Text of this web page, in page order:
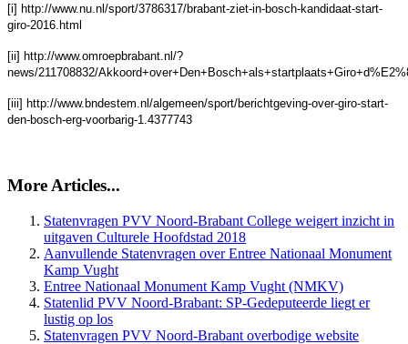
[i] http://www.nu.nl/sport/3786317/brabant-ziet-in-bosch-kandidaat-start-
giro-2016.html
[ii] http://www.omroepbrabant.nl/?
news/211708832/
[iii] http://www.bndestem.nl/algemeen/sport/berichtgeving-over-giro-start-
den-bosch-erg-voorbarig-1.4377743
More Articles...
Statenvragen PVV Noord-Brabant College weigert inzicht in
Aanvullende Statenvragen over Entree Nationaal Monument
Kamp Vught
Entree Nationaal Monument Kamp Vught (NMKV)
Statenlid PVV Noord-Brabant: SP-Gedeputeerde liegt er
lustig op los
Statenvragen PVV Noord-Brabant overbodige website